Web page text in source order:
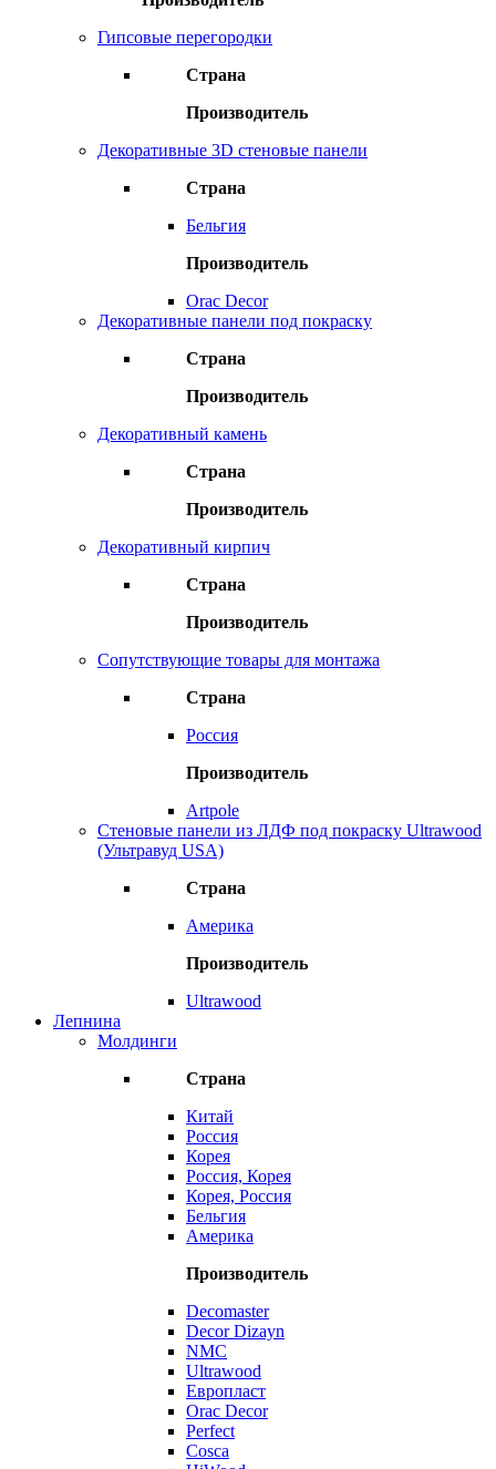
Гипсовые перегородки
Страна
Производитель
Декоративные 3D стеновые панели
Страна
Бельгия
Производитель
Orac Decor
Декоративные панели под покраску
Страна
Производитель
Декоративный камень
Страна
Производитель
Декоративный кирпич
Страна
Производитель
Сопутствующие товары для монтажа
Страна
Россия
Производитель
Artpole
Стеновые панели из ЛДФ под покраску Ultrawood
(Ультравуд USA)
Страна
Америка
Производитель
Ultrawood
Лепнина
Молдинги
Страна
Китай
Россия
Корея
Россия, Корея
Корея, Россия
Бельгия
Америка
Производитель
Decomaster
Decor Dizayn
NMC
Ultrawood
Европласт
Orac Decor
Perfect
Cosca